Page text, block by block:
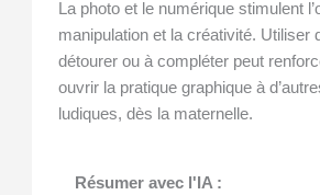
La photo et le numérique stimulent
manipulation et la créativité. Utiliser
détourer ou à compléter peut
ouvrir la pratique graphique à
ludiques, dès la maternelle.
Résumer avec l'IA :